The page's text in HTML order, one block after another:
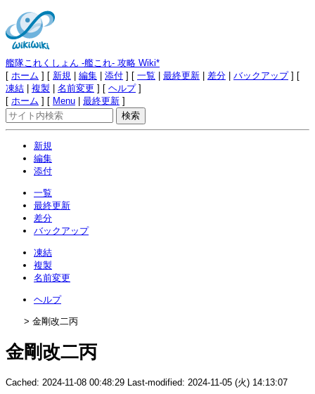
艦隊これくしょん -艦これ- 攻略 Wiki*
[ ホーム ] [ 新規 編集 添付 ] [ 一覧 最終更新 差分 バックアップ] [
凍結
複製 名前変更 ] [ ヘルプ]
[ ホーム ] [ Menu 最終更新 ]
新規
編集
添付
一覧
最終更新
差分
バックアップ
凍結
複製
名前変更
ヘルプ
> 金剛改二丙
金剛改二丙
Cached: 2024-11-08 00:48:29 Last-modified: 2024-11-05 (火) 14:13:07